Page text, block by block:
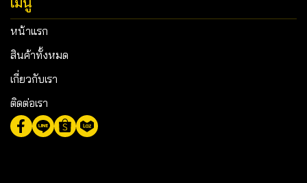
หน้าแรก
สินค้าทั้งหมด
เกี่ยวกับเรา
ติดต่อเรา